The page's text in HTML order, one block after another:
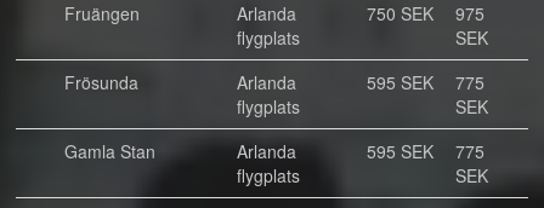
Fruängen
Arlanda
flygplats
750 SEK
975
SEK
Frösunda
Arlanda
flygplats
595 SEK
775
SEK
Gamla Stan
Arlanda
flygplats
595 SEK
775
SEK